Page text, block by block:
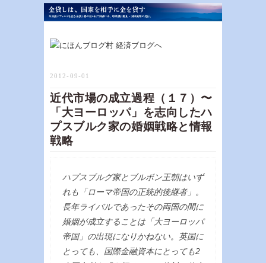
2012-09-01
近代市場の成立過程（１７）〜
「大ヨーロッパ」を志向したハ
プスブルク家の婚姻戦略と情報
戦略
ハプスブルグ家とブルボン王朝はいず
れも「ローマ帝国の正統的後継者」。
長年ライバルであったその両国の間に
婚姻が成立することは「大ヨーロッパ
帝国」の出現になりかねない。英国に
とっても、国際金融資本にとっても2